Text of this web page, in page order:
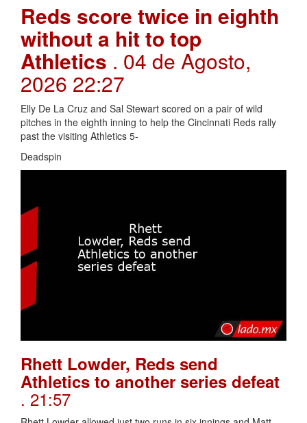
Reds score twice in eighth
without a hit to top
Athletics . 04 de Agosto,
2026 22:27
Elly De La Cruz and Sal Stewart scored on a pair of wild
pitches in the eighth inning to help the Cincinnati Reds rally
past the visiting Athletics 5-
Deadspin
Rhett Lowder, Reds send
Athletics to another series defeat
. 21:57